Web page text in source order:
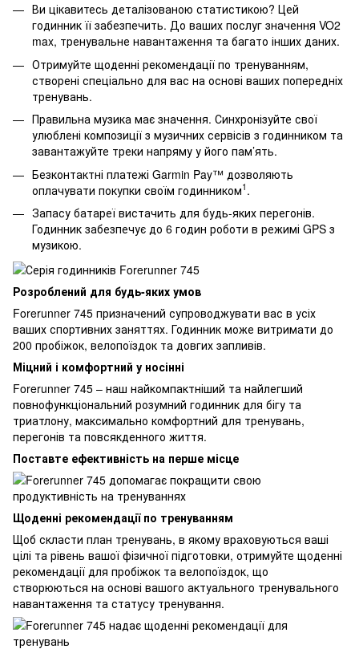
Ви цікавитесь деталізованою статистикою? Цей
годинник її забезпечить. До ваших послуг значення VO2
max, тренувальне навантаження та багато інших даних.
Отримуйте щоденні рекомендації по тренуванням,
створені спеціально для вас на основі ваших попередніх
тренувань.
Правильна музика має значення. Синхронізуйте свої
улюблені композиції з музичних сервісів з годинником та
завантажуйте треки напряму у його пам’ять.
Безконтактні платежі Garmin Pay™ дозволяють
оплачувати покупки своїм годинником1 .
Запасу батареї вистачить для будь-яких перегонів.
Годинник забезпечує до 6 годин роботи в режимі GPS з
музикою.
Розроблений для будь-яких умов
Forerunner 745 призначений супроводжувати вас в усіх
ваших спортивних заняттях. Годинник може витримати до
200 пробіжок, велопоїздок та довгих запливів.
Міцний і комфортний у носінні
Forerunner 745 – наш найкомпактніший та найлегший
повнофункціональний розумний годинник для бігу та
триатлону, максимально комфортний для тренувань,
перегонів та повсякденного життя.
Поставте ефективність на перше місце
Щоденні рекомендації по тренуванням
Щоб скласти план тренувань, в якому враховуються ваші
цілі та рівень вашої фізичної підготовки, отримуйте щоденні
рекомендації для пробіжок та велопоїздок, що
створюються на основі вашого актуального тренувального
навантаження та статусу тренування.